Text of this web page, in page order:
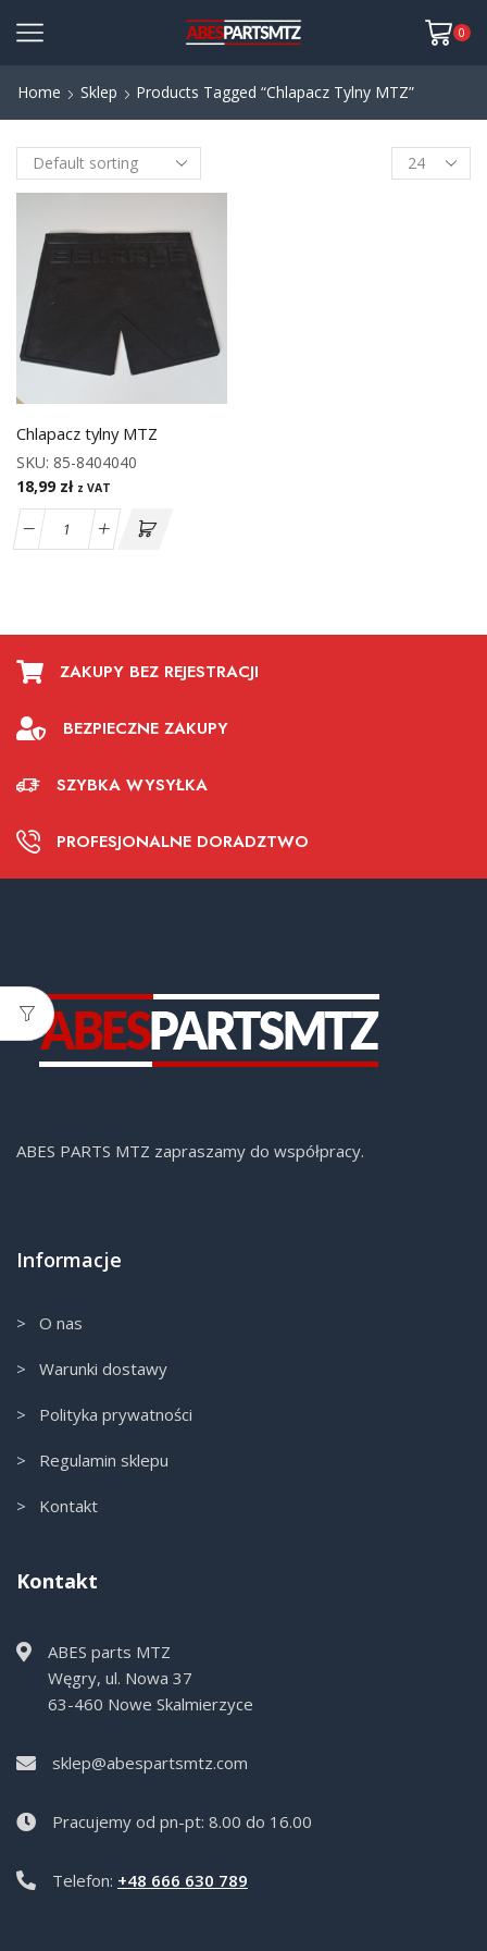
0
Home Sklep Products Tagged “Chlapacz Tylny MTZ”
Chlapacz tylny MTZ
SKU: 85-8404040
18,99 zł z VAT
ZAKUPY BEZ REJESTRACJI
BEZPIECZNE ZAKUPY
SZYBKA WYSYŁKA
PROFESJONALNE DORADZTWO
ABES PARTS MTZ zapraszamy do współpracy.
Informacje
> O nas
> Warunki dostawy
> Polityka prywatności
> Regulamin sklepu
> Kontakt
Kontakt
ABES parts MTZ
Węgry, ul. Nowa 37
63-460 Nowe Skalmierzyce
sklep@abespartsmtz.com
Pracujemy od pn-pt: 8.00 do 16.00
Telefon: +48 666 630 789